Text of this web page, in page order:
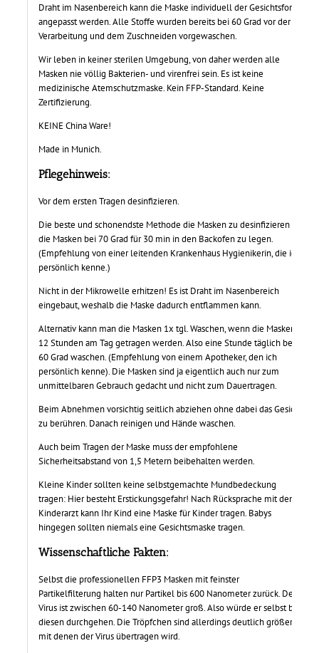
Draht im Nasenbereich kann die Maske individuell der Gesichtsform
angepasst werden. Alle Stoffe wurden bereits bei 60 Grad vor der
Verarbeitung und dem Zuschneiden vorgewaschen.
Wir leben in keiner sterilen Umgebung, von daher werden alle
Masken nie völlig Bakterien- und virenfrei sein. Es ist keine
medizinische Atemschutzmaske. Kein FFP-Standard. Keine
Zertifizierung.
KEINE China Ware!
Made in Munich.
Pflegehinweis:
Vor dem ersten Tragen desinfizieren.
Die beste und schonendste Methode die Masken zu desinfizieren ist,
die Masken bei 70 Grad für 30 min in den Backofen zu legen.
(Empfehlung von einer leitenden Krankenhaus Hygienikerin, die ich
persönlich kenne.)
Nicht in der Mikrowelle erhitzen! Es ist Draht im Nasenbereich
eingebaut, weshalb die Maske dadurch entflammen kann.
Alternativ kann man die Masken 1x tgl. Waschen, wenn die Masken
12 Stunden am Tag getragen werden. Also eine Stunde täglich bei
60 Grad waschen. (Empfehlung von einem Apotheker, den ich
persönlich kenne). Die Masken sind ja eigentlich auch nur zum
unmittelbaren Gebrauch gedacht und nicht zum Dauertragen.
Beim Abnehmen vorsichtig seitlich abziehen ohne dabei das Gesicht
zu berühren. Danach reinigen und Hände waschen.
Auch beim Tragen der Maske muss der empfohlene
Sicherheitsabstand von 1,5 Metern beibehalten werden.
Kleine Kinder sollten keine selbstgemachte Mundbedeckung
tragen: Hier besteht Erstickungsgefahr! Nach Rücksprache mit dem
Kinderarzt kann Ihr Kind eine Maske für Kinder tragen. Babys
hingegen sollten niemals eine Gesichtsmaske tragen.
Wissenschaftliche Fakten:
Selbst die professionellen FFP3 Masken mit feinster
Partikelfilterung halten nur Partikel bis 600 Nanometer zurück. Der
Virus ist zwischen 60-140 Nanometer groß. Also würde er selbst bei
diesen durchgehen. Die Tröpfchen sind allerdings deutlich größer,
mit denen der Virus übertragen wird.